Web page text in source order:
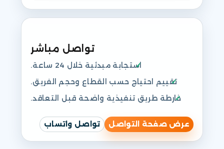
تواصل مباشر
استجابة مبدئية خلال 24 ساعة.
تقييم احتياج حسب القطاع وحجم الفريق.
خارطة طريق تنفيذية واضحة قبل التعاقد.
عرض صفحة التواصل تواصل واتساب